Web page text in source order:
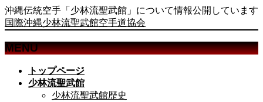
沖縄伝統空手「少林流聖武館」について情報公開しています
国際沖縄少林流聖武館空手道協会
MENU
トップページ
少林流聖武館
少林流聖武館歴史